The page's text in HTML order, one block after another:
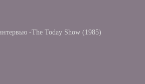
-Тhe Today Show (1985)